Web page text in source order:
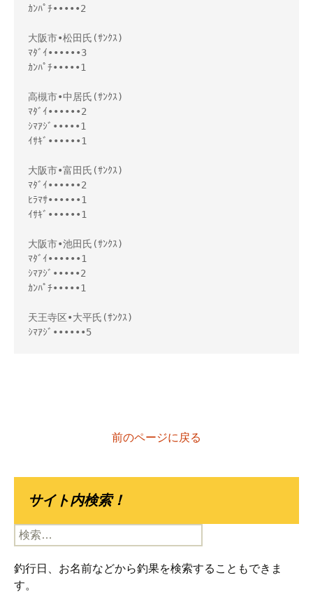
ｶﾝﾊﾟﾁ•••••2
大阪市•松田氏(ｻﾝｸｽ)
ﾏﾀﾞｲ••••••3
ｶﾝﾊﾟﾁ•••••1
高槻市•中居氏(ｻﾝｸｽ)
ﾏﾀﾞｲ••••••2
ｼﾏｱｼﾞ•••••1
ｲｻｷﾞ••••••1
大阪市•富田氏(ｻﾝｸｽ)
ﾏﾀﾞｲ••••••2
ﾋﾗﾏｻ••••••1
ｲｻｷﾞ••••••1
大阪市•池田氏(ｻﾝｸｽ)
ﾏﾀﾞｲ••••••1
ｼﾏｱｼﾞ•••••2
ｶﾝﾊﾟﾁ•••••1
天王寺区•大平氏(ｻﾝｸｽ)
ｼﾏｱｼﾞ••••••5
前のページに戻る
サイト内検索！
検
索:
釣行日、お名前などから釣果を検索することもできま
す。